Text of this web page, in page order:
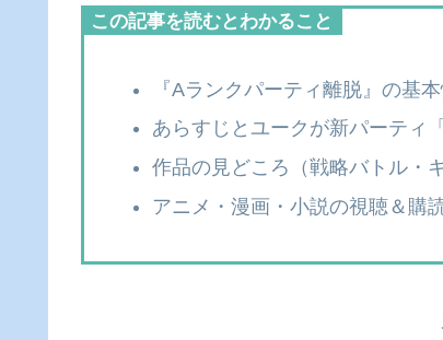
この記事を読むとわかること
『Aランクパーティ離脱』の基
あらすじとユークが新パーティ
作品の見どころ（戦略バトル・
アニメ・漫画・小説の視聴＆購